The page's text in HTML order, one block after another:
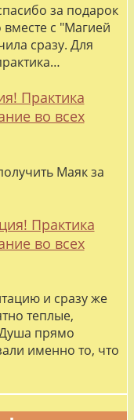
за подарок
с "Магией
сразу. Для
Практика
во всех
Маяк за
Практика
во всех
и сразу же
теплые,
прямо
именно то, что